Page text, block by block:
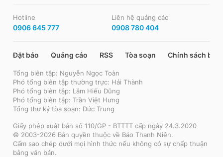
Hotline
0906 645 777
Liên hệ quảng cáo
0908 780 404
Đặt báo Quảng cáo RSS Tòa soạn Chính sách bảo
Tổng biên tập: Nguyễn Ngọc Toàn
Phó tổng biên tập thường trực: Hải Thành
Phó tổng biên tập: Lâm Hiếu Dũng
Phó tổng biên tập: Trần Việt Hưng
Tổng thư ký tòa soạn: Đức Trung
Giấy phép xuất bản số 110/GP - BTTTT cấp ngày 24.3.2020
© 2003-2026 Bản quyền thuộc về Báo Thanh Niên.
Cấm sao chép dưới mọi hình thức nếu không có sự chấp thuận
bằng văn bản.